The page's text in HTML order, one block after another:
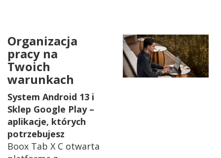
Organizacja
pracy na
Twoich
warunkach
System Android 13 i
Sklep Google Play –
aplikacje, których
potrzebujesz
Boox Tab X C otwarta